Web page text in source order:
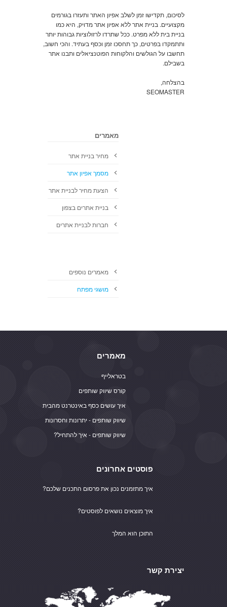
לסיכום, תקדישו זמן לשלב אפיון האתר ותעזרו בגורמים
מקצועיים. בניית אתר ללא אפיון אתר מדויק, היא כמו
בניית בית ללא מפרט. ככל שתרדו לרזולוציות גבוהות יותר
ותתמקדו בפרטים, כך תחסכו זמן וכסף בעתיד. והכי חשוב,
תחשבו על הגולשים והלקוחות הפוטנציאלים ותבנו אתר
בשבילם.
בהצלחה,
SEOMASTER
מאמרים
מחיר בניית אתר
מסמך אפיון אתר
הצעת מחיר לבניית אתר
בניית אתרים בצפון
חברות לבניית אתרים
מאמרים נוספים
מושגי מפתח
מאמרים
בטראלייף
קורס שיווק שותפים
איך עושים כסף באינטרנט מהבית
שיווק שותפים - יתרונות וחסרונות
שיווק שותפים - איך להתחיל?
פוסטים אחרונים
איך מתזמנים נכון את פרסום התכנים שלכם?
איך מוצאים נושאים לפוסטים?
התוכן הוא המלך
יצירת קשר